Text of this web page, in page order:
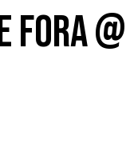
Fora @